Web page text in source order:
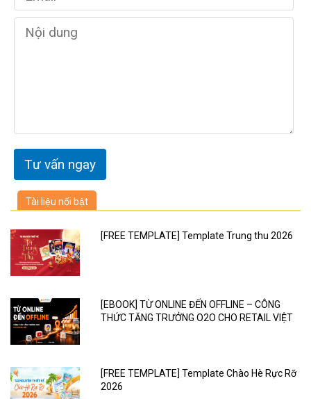
Tài liệu nổi bật
[FREE TEMPLATE] Template Trung thu 2026
[EBOOK] TỪ ONLINE ĐẾN OFFLINE – CÔNG
THỨC TĂNG TRƯỞNG O2O CHO RETAIL VIỆT
[FREE TEMPLATE] Template Chào Hè Rực Rỡ
2026